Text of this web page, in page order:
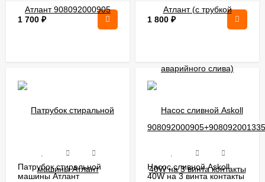
1 700 ₽ 1 800 ₽
Патрубок стиральной
машины Атлант
Насос сливной Askoll
40W на 3 винта контакты